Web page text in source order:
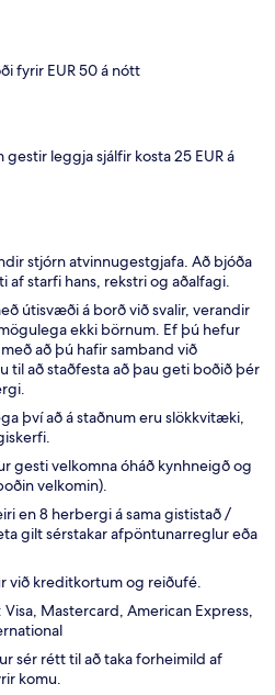
fyrir EUR 50 á nótt
leggja sjálfir kosta 25 EUR á
stjórn atvinnugestgjafa. Að bjóða
af starfi hans, rekstri og aðalfagi.
útisvæði á borð við svalir, verandir
ekki börnum. Ef þú hefur
að þú hafir samband við
til að staðfesta að þau geti boðið þér
því að á staðnum eru slökkvitæki,
gesti velkomna óháð kynhneigð og
velkomin).
en 8 herbergi á sama gististað /
gilt sérstakar afpöntunarreglur eða
við kreditkortum og reiðufé.
Mastercard, American Express,
sér rétt til að taka forheimild af
komu.